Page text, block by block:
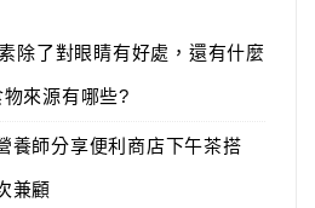
除了對眼睛有好處，還有什麼
來源有哪些?
養師分享便利商店下午茶搭
兼顧